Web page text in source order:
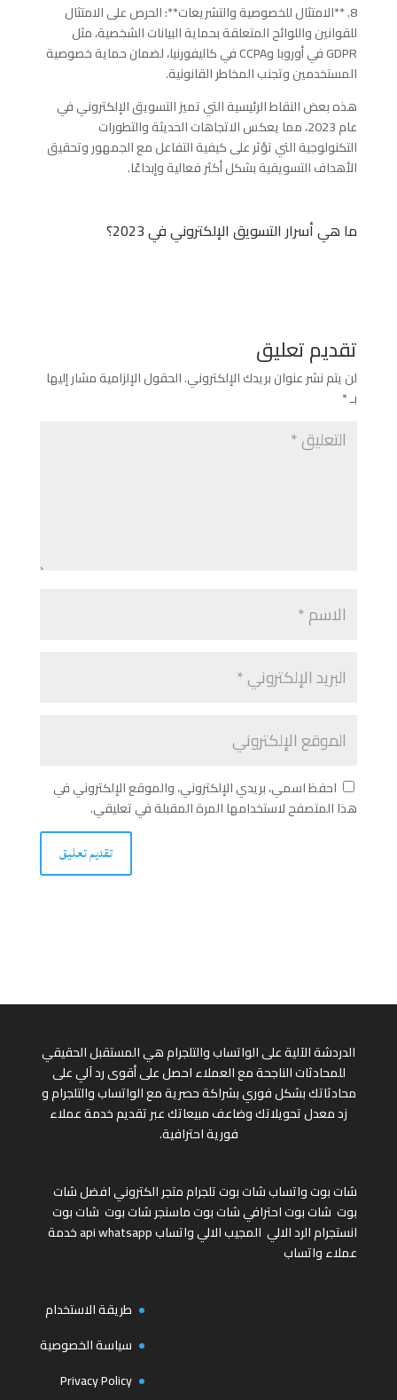
8. **الامتثال للخصوصية والتشريعات**: الحرص على الامتثال
للقوانين واللوائح المتعلقة بحماية البيانات الشخصية، مثل
GDPR في أوروبا وCCPA في كاليفورنيا، لضمان حماية خصوصية
المستخدمين وتجنب المخاطر القانونية.
هذه بعض النقاط الرئيسية التي تميز التسويق الإلكتروني في
عام 2023، مما يعكس الاتجاهات الحديثة والتطورات
التكنولوجية التي تؤثر على كيفية التفاعل مع الجمهور وتحقيق
الأهداف التسويقية بشكل أكثر فعالية وإبداعًا.
ما هي أسرار التسويق الإلكتروني في 2023؟
تقديم تعليق
لن يتم نشر عنوان بريدك الإلكتروني.الحقول الإلزامية مشار إليها
بـ*
احفظ اسمي، بريدي الإلكتروني، والموقع الإلكتروني في
هذا المتصفح لاستخدامها المرة المقبلة في تعليقي.
الدردشة الآلية على الواتساب والتلجرام هي المستقبل الحقيقي
للمحادثات الناجحة مع العملاء احصل على أقوى رد آلي على
محادثاتك بشكل فوري بشراكة حصرية مع الواتساب والتلجرام و
زد معدل تحويلاتك وضاعف مبيعاتك عبر تقديم خدمة عملاء
فورية احترافية.
شات بوت واتسابشات بوت تلجراممتجر الكترونيافضل شات
بوت شات بوت احترافيشات بوت ماسنجرشات بوت شات بوت
انستجرامالرد الالي المجيب الالي واتسابapi whatsappخدمة
عملاء واتساب
طريقة الاستخدام
سياسة الخصوصية
Privacy Policy